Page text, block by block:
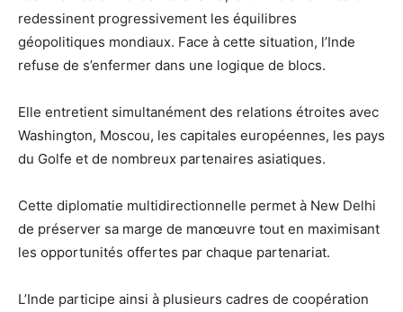
redessinent progressivement les équilibres
géopolitiques mondiaux. Face à cette situation, l’Inde
refuse de s’enfermer dans une logique de blocs.
Elle entretient simultanément des relations étroites avec
Washington, Moscou, les capitales européennes, les pays
du Golfe et de nombreux partenaires asiatiques.
Cette diplomatie multidirectionnelle permet à New Delhi
de préserver sa marge de manœuvre tout en maximisant
les opportunités offertes par chaque partenariat.
L’Inde participe ainsi à plusieurs cadres de coopération